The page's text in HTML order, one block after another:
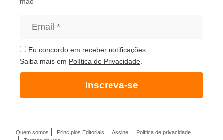
Eu concordo em receber notificações.
Saiba mais em Política de Privacidade
Inscreva-se
Quem somos Princípios Editoriais Assine
Política de privacidade